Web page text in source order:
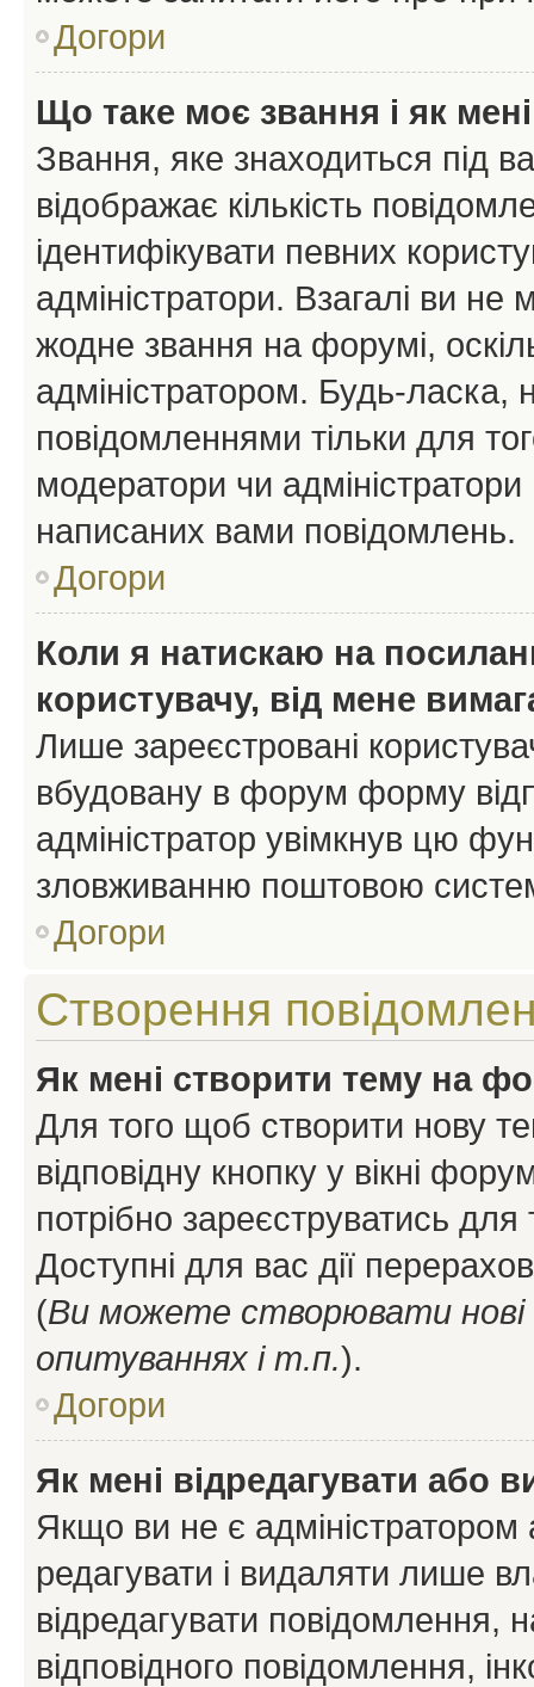
Догори
Що таке моє звання і як
Звання, яке знаходиться під
відображає кількість
ідентифікувати певних
адміністратори. Взагалі ви
жодне звання на форумі,
адміністратором. Будь-
повідомленнями тільки для
модератори чи
написаних вами повідомлень.
Догори
Коли я натискаю на
користувачу, від мене
Лише зареєстровані
вбудовану в форум форму
адміністратор увімкнув цю
зловживанню поштовою
Догори
Створення
Як мені створити тему на
Для того щоб створити нову
відповідну кнопку у вікні
потрібно зареєструватись
Доступні для вас дії
(Ви можете створювати
опитуваннях і т.п.).
Догори
Як мені відредагувати або
Якщо ви не є
редагувати і видаляти лише
відредагувати повідомлення,
відповідного повідомлення,